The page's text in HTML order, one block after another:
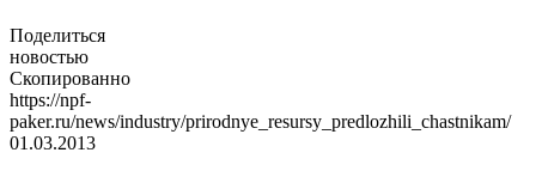
Поделиться
новостью
Скопированно
https://npf-
paker.ru/news/industry/prirodnye_resursy_predlozhili_chastnikam/
01.03.2013